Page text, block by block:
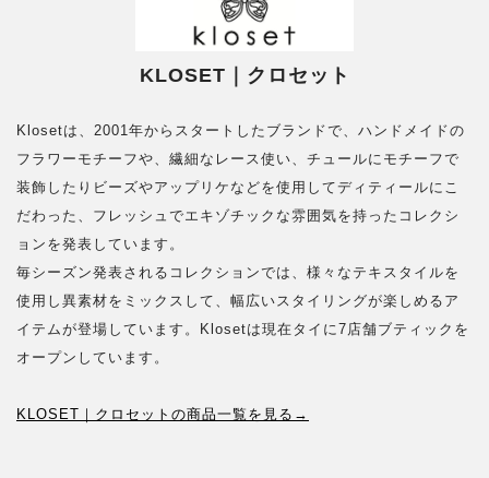
KLOSET｜クロセット
Klosetは、2001年からスタートしたブランドで、ハンドメイドの
フラワーモチーフや、繊細なレース使い、チュールにモチーフで
装飾したりビーズやアップリケなどを使用してディティールにこ
だわった、フレッシュでエキゾチックな雰囲気を持ったコレクシ
ョンを発表しています。
毎シーズン発表されるコレクションでは、様々なテキスタイルを
使用し異素材をミックスして、幅広いスタイリングが楽しめるア
イテムが登場しています。Klosetは現在タイに7店舗ブティックを
オープンしています。
KLOSET｜クロセットの商品一覧を見る→